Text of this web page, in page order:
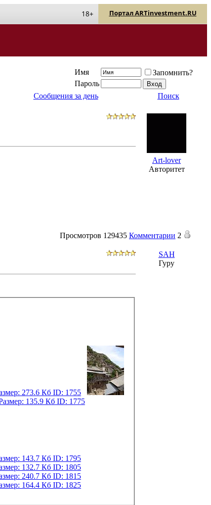
Портал ARTinvestment.RU
18+
Имя
Запомнить?
Пароль
Сообщения за день Поиск
Art-lover
Авторитет
Просмотров 129435 Комментарии 2
SAH
Гуру